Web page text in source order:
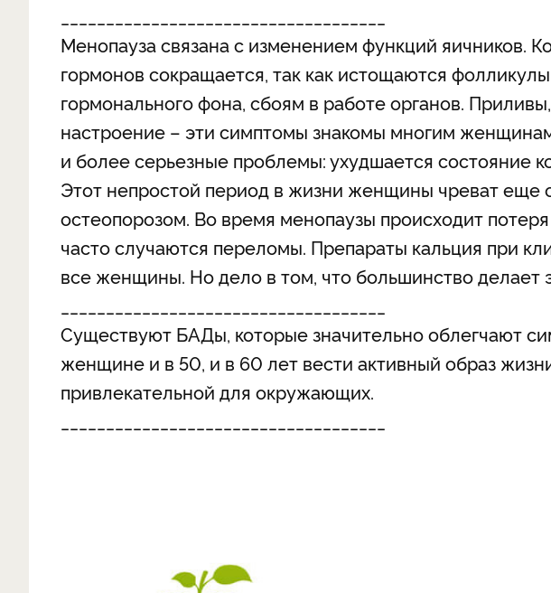
Менопауза связана с изменением функций яичников.
гормонов сокращается, так как истощаются
гормонального фона, сбоям в работе органов.
настроение – эти симптомы знакомы многим
и более серьезные проблемы: ухудшается состояние
Этот непростой период в жизни женщины чреват еще
остеопорозом. Во время менопаузы происходит
часто случаются переломы. Препараты кальция при
все женщины. Но дело в том, что большинство делает
Существуют БАДы, которые значительно облегчают
женщине и в 50, и в 60 лет вести активный образ
привлекательной для окружающих.